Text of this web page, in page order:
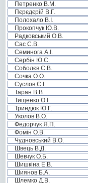
Петренко В.М.
Пєрєдєрій В.Г.
Полохало В.І.
Прокопчук Ю.В.
Радковський О.В.
Сас С.В.
Семинога А.І.
Сербін Ю.С.
Соболєв С.В.
Сочка О.О.
Суслов Є.І.
Таран В.В.
Тищенко О.І.
Триндюк Ю.Г.
Уколов В.О.
Федорчук Я.П.
Фомін О.В.
Чудновський В.О.
Швець В.Д.
Шевчук О.Б.
Шишкіна Е.В.
Шиянов Б.А.
Шлемко Д.В.